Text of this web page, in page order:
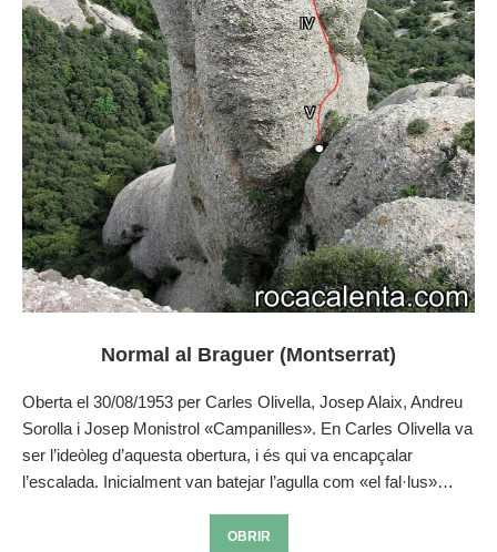
Normal al Braguer (Montserrat)
Oberta el 30/08/1953 per Carles Olivella, Josep Alaix, Andreu
Sorolla i Josep Monistrol «Campanilles». En Carles Olivella va
ser l’ideòleg d’aquesta obertura, i és qui va encapçalar
l’escalada. Inicialment van batejar l’agulla com «el fal·lus»…
OBRIR